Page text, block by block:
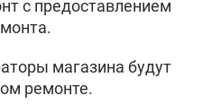
с предоставлением
магазина будут
ремонте.